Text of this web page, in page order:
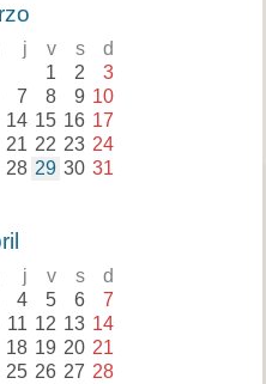
j v s d
1 2 3
7 8 9 10
14 15 16 17
21 22 23 24
28 29 30 31
j v s d
4 5 6 7
11 12 13 14
18 19 20 21
25 26 27 28